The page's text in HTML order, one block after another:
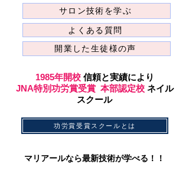
サロン技術を学ぶ
よくある質問
開業した生徒様の声
1985年開校 信頼と実績により
JNA特別功労賞受賞 本部認定校 ネイル
スクール
功労賞受賞スクールとは
​マリアールなら最新技術が学べる！！